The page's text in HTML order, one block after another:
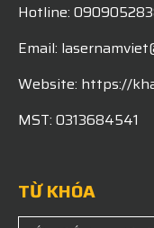
Hotline:
Email:
Website: https://
MST: 0313684541
TỪ KHÓA